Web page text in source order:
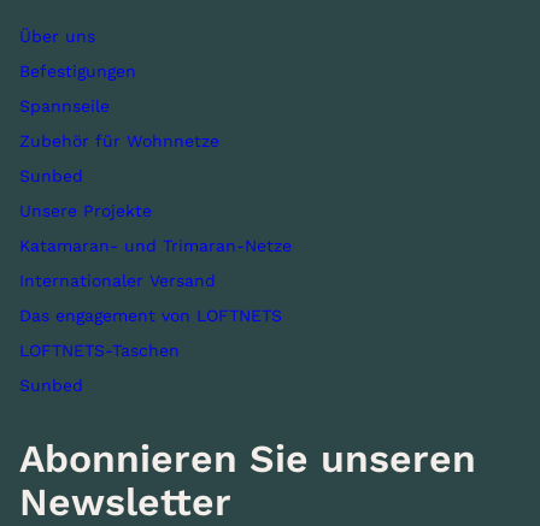
Über uns
Befestigungen
Spannseile
Zubehör für Wohnnetze
Sunbed
Unsere Projekte
Katamaran- und Trimaran-Netze
Internationaler Versand
Das engagement von LOFTNETS
LOFTNETS-Taschen
Sunbed
Abonnieren Sie unseren
Newsletter